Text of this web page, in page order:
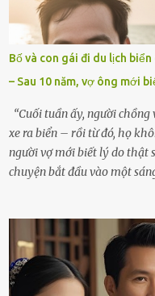
ngày giỗ đầu tiên của vợ,
mãi.Buổi sáng hôm đó,
sắp xếp lại bàn thờ vợ. Mọi
đó kỳ lạ mà tôi không thể
cúi xuống lau chùi bát
tôi giật mình. Và rồi, một
Bố và con gái đi du lịch
– Sau 10 năm, vợ ông mới
“Cuối tuần ấy, người
xe ra biển – rồi từ đó, họ
người vợ mới biết lý do thật
chuyện bắt đầu vào một
không kém. Ông Minh, vốn
hôm ấy lại đặc biệt vui vẻ.
cùng cô con gái 8 tuổi tên
con đi biển hai ngày, để nó